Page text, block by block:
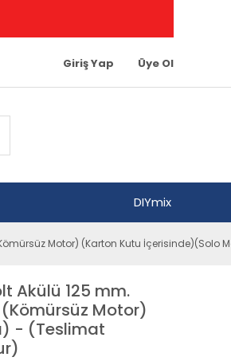
Giriş Yap Üye Ol
DIYmix
Motor) (Karton Kutu
Akülü 125 mm.
Motor)
- (Teslimat